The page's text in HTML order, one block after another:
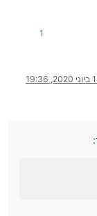
1
19:36
: